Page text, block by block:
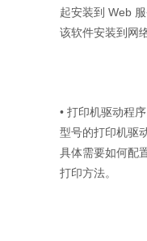
起安装到 Web
该软件安装到网
• 打印机驱动程
型号的打印机驱
具体需要如何配
打印方法。